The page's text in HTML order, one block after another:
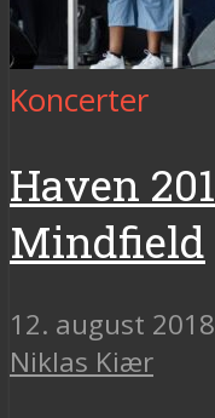
Koncerter
Haven
Mindfield
12. august 2018
Niklas Kiær